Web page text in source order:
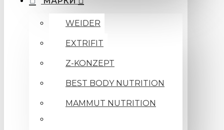
WEIDER
EXTRIFIT
Z-KONZEPT
BEST BODY NUTRITION
MAMMUT NUTRITION